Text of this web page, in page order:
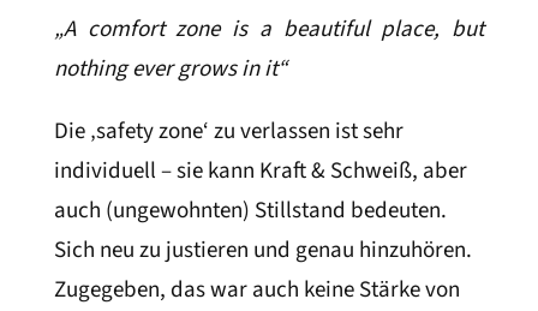
„A comfort zone is a beautiful place, but
nothing ever grows in it“
Die ‚safety zone‘ zu verlassen ist sehr
individuell – sie kann Kraft & Schweiß, aber
auch (ungewohnten) Stillstand bedeuten.
Sich neu zu justieren und genau hinzuhören.
Zugegeben, das war auch keine Stärke von